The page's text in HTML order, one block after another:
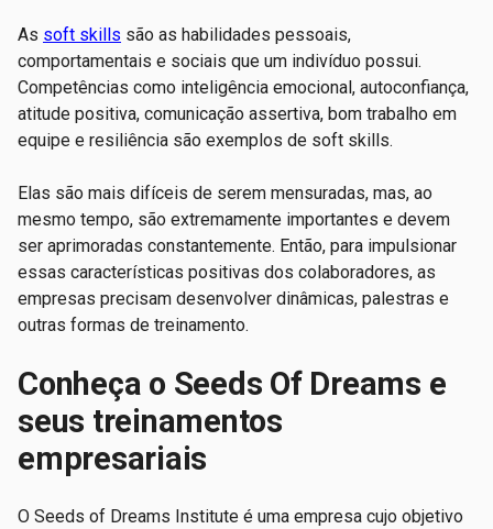
As soft skills são as habilidades pessoais,
comportamentais e sociais que um indivíduo possui.
Competências como inteligência emocional, autoconfiança,
atitude positiva, comunicação assertiva, bom trabalho em
equipe e resiliência são exemplos de soft skills.
Elas são mais difíceis de serem mensuradas, mas, ao
mesmo tempo, são extremamente importantes e devem
ser aprimoradas constantemente. Então, para impulsionar
essas características positivas dos colaboradores, as
empresas precisam desenvolver dinâmicas, palestras e
outras formas de treinamento.
Conheça o Seeds Of Dreams e
seus treinamentos
empresariais
O Seeds of Dreams Institute é uma empresa cujo objetivo